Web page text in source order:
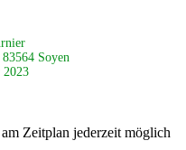
Soyen
2023
Zeitplan jederzeit möglich